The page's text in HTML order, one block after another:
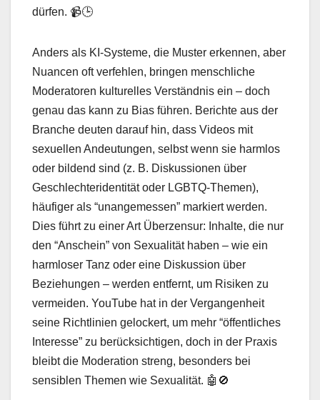
dürfen. 📹🕒
Anders als KI-Systeme, die Muster erkennen, aber
Nuancen oft verfehlen, bringen menschliche
Moderatoren kulturelles Verständnis ein – doch
genau das kann zu Bias führen. Berichte aus der
Branche deuten darauf hin, dass Videos mit
sexuellen Andeutungen, selbst wenn sie harmlos
oder bildend sind (z. B. Diskussionen über
Geschlechteridentität oder LGBTQ-Themen),
häufiger als “unangemessen” markiert werden.
Dies führt zu einer Art Überzensur: Inhalte, die nur
den “Anschein” von Sexualität haben – wie ein
harmloser Tanz oder eine Diskussion über
Beziehungen – werden entfernt, um Risiken zu
vermeiden. YouTube hat in der Vergangenheit
seine Richtlinien gelockert, um mehr “öffentliches
Interesse” zu berücksichtigen, doch in der Praxis
bleibt die Moderation streng, besonders bei
sensiblen Themen wie Sexualität. 🤖🚫